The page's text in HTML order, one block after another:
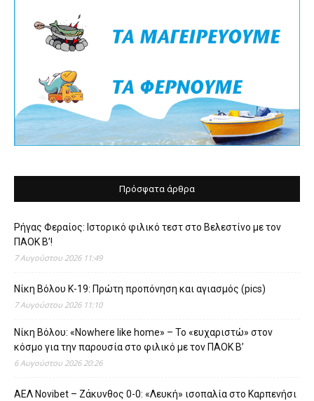
Πρόσφατα άρθρα
Ρήγας Φεραίος: Ιστορικό φιλικό τεστ στο Βελεστίνο με τον
ΠΑΟΚ Β’!
7 Αυγούστου 2026 11:49
Νίκη Βόλου Κ-19: Πρώτη προπόνηση και αγιασμός (pics)
7 Αυγούστου 2026 11:10
Νίκη Βόλου: «Nowhere like home» – Το «ευχαριστώ» στον
κόσμο για την παρουσία στο φιλικό με τον ΠΑΟΚ Β’
6 Αυγούστου 2026 20:26
ΑΕΛ Novibet – Ζάκυνθος 0-0: «Λευκή» ισοπαλία στο Καρπενήσι